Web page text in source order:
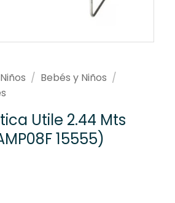
/ Bebés y Niños /
Utile 2.44 Mts
15555)
2.44 Mts C/Red (TRAMP08F